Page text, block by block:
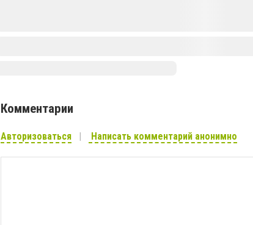
Комментарии
Авторизоваться Написать комментарий анонимно